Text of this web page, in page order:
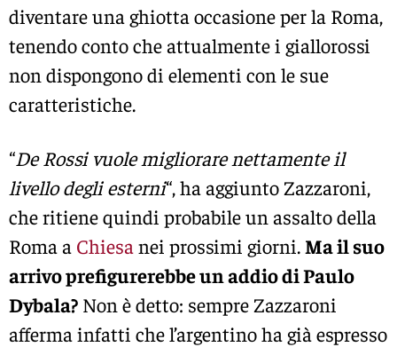
diventare una ghiotta occasione per la Roma,
tenendo conto che attualmente i giallorossi
non dispongono di elementi con le sue
caratteristiche.
“De Rossi vuole migliorare nettamente il
livello degli esterni“, ha aggiunto Zazzaroni,
che ritiene quindi probabile un assalto della
Roma a Chiesa nei prossimi giorni. Ma il suo
arrivo prefigurerebbe un addio di Paulo
Dybala? Non è detto: sempre Zazzaroni
afferma infatti che l’argentino ha già espresso